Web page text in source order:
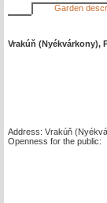
Garden
Vrakúň (Nyékvárkony),
Address: Vrakúň
Openness for the public: